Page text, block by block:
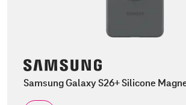
Samsung Galaxy S26+ Silicone